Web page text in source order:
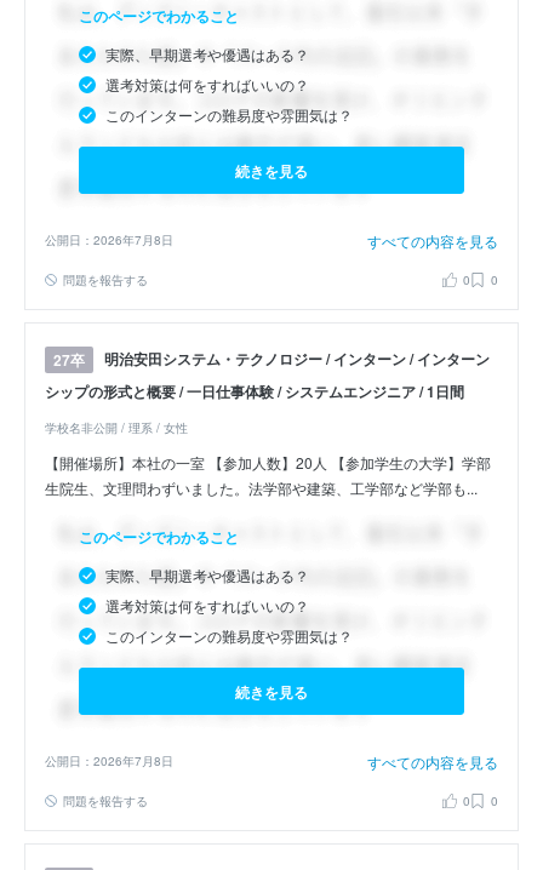
このページでわかること
実際、早期選考や優遇はある？
選考対策は何をすればいいの？
このインターンの難易度や雰囲気は？
続きを見る
公開日：2026年7月8日 すべての内容を見る
問題を報告する 0 0
27卒
明治安田システム・テクノロジー / インターン / インターン
シップの形式と概要 / 一日仕事体験 / システムエンジニア / 1日間
学校名非公開 / 理系 / 女性
【開催場所】本社の一室 【参加人数】20人 【参加学生の大学】学部
生院生、文理問わずいました。法学部や建築、工学部など学部も...
このページでわかること
実際、早期選考や優遇はある？
選考対策は何をすればいいの？
このインターンの難易度や雰囲気は？
続きを見る
公開日：2026年7月8日 すべての内容を見る
問題を報告する 0 0